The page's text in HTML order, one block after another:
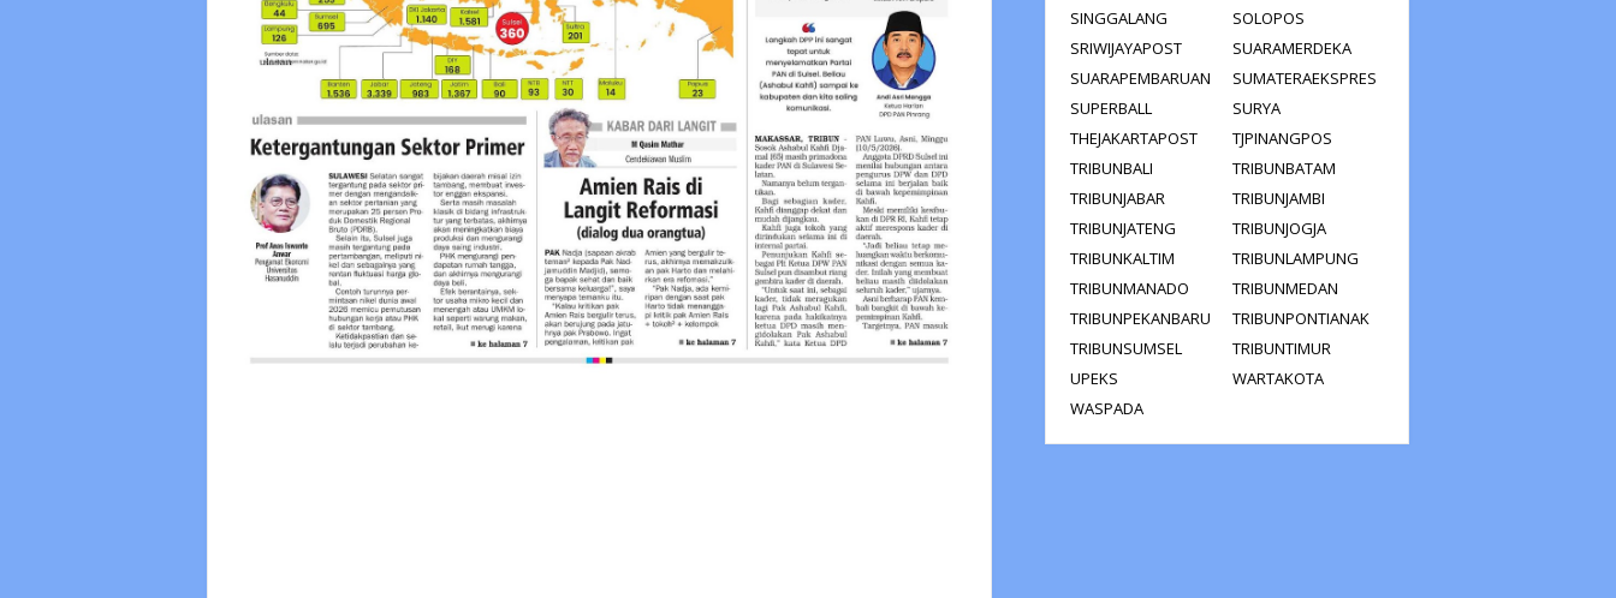
SINGGALANG
SOLOPOS
SRIWIJAYAPOST
SUARAMERDEKA
SUARAPEMBARUAN
SUMATERAEKSPRES
SUPERBALL
SURYA
THEJAKARTAPOST
TJPINANGPOS
TRIBUNBALI
TRIBUNBATAM
TRIBUNJABAR
TRIBUNJAMBI
TRIBUNJATENG
TRIBUNJOGJA
TRIBUNKALTIM
TRIBUNLAMPUNG
TRIBUNMANADO
TRIBUNMEDAN
TRIBUNPEKANBARU
TRIBUNPONTIANAK
TRIBUNSUMSEL
TRIBUNTIMUR
UPEKS
WARTAKOTA
WASPADA